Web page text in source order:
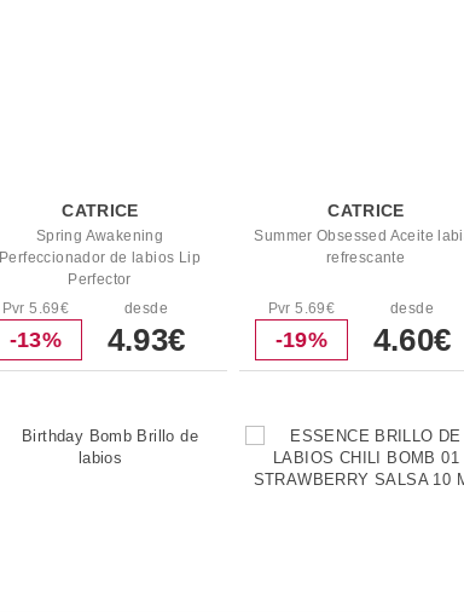
CATRICE
Spring Awakening
Perfeccionador de labios Lip
Perfector
Pvr 5.69€
-13%
desde
4.93€
CATRICE
Summer Obsessed Aceite
refrescante
Pvr 5.69€
-19%
desde
4.60€